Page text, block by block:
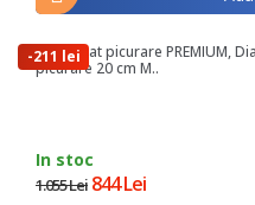
-211 lei
Tub irigat picurare PREMIUM,
picurare 20 cm M..
In stoc
1.055 Lei 844 Lei